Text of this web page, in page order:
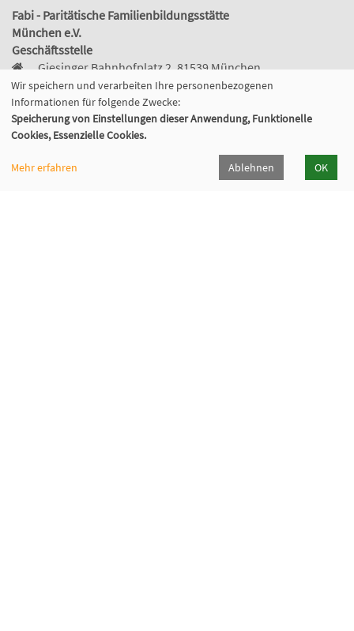
Fabi - Paritätische Familienbildungsstätte
München e.V.
Geschäftsstelle
Giesinger Bahnhofplatz 2, 81539 München
089 9984 8040
089/998480-50
info@fabi-muenchen.de
Wir speichern und verarbeiten Ihre personenbezogenen
Informationen für folgende Zwecke:
Speicherung von Einstellungen dieser Anwendung, Funktionelle
Cookies, Essenzielle Cookies.
Mehr erfahren Ablehnen OK